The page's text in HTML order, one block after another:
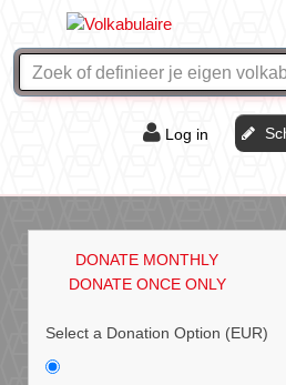
Log in
DONATE MONTHLY
DONATE ONCE ONLY
Select a Donation Option (EUR)